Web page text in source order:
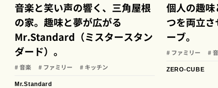
音楽と笑い声の響く、三角屋根
の家。趣味と夢が広がる
Mr.Standard（ミスタースタン
ダード）。
# 音楽 # ファミリー # キッチン
Mr.Standard
個人の趣
つを両立
ーブ。
# ファミリー #
ZERO-CUBE